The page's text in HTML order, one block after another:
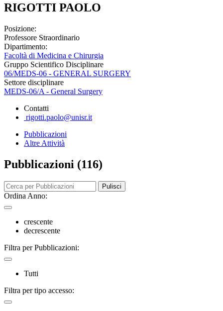
RIGOTTI PAOLO
Posizione:
Professore Straordinario
Dipartimento:
Facoltà di Medicina e Chirurgia
Gruppo Scientifico Disciplinare
06/MEDS-06 - GENERAL SURGERY
Settore disciplinare
MEDS-06/A - General Surgery
Contatti
rigotti.paolo@unisr.it
Pubblicazioni
Altre Attività
Pubblicazioni (116)
Pulisci
Ordina Anno:
crescente
decrescente
Filtra per Pubblicazioni:
Tutti
Filtra per tipo accesso: